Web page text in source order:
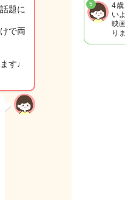
題に
で両
す♩
4
い
映
り
5